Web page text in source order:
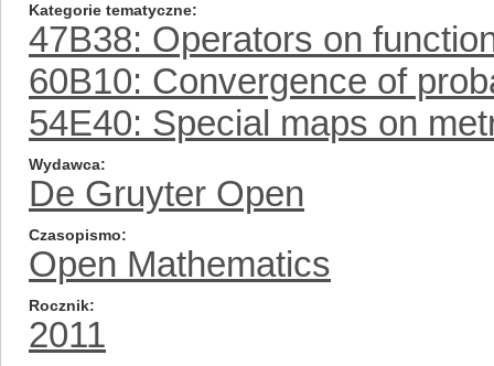
Kategorie tematyczne
47B38: Operators on
60B10: Convergence of
54E40: Special maps on
Wydawca
De Gruyter Open
Czasopismo
Open Mathematics
Rocznik
2011